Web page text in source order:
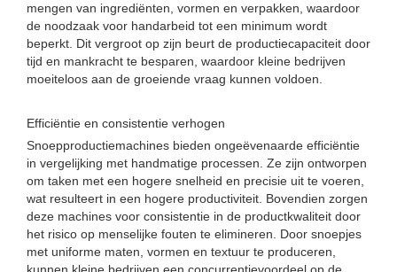
mengen van ingrediënten, vormen en verpakken, waardoor
de noodzaak voor handarbeid tot een minimum wordt
beperkt. Dit vergroot op zijn beurt de productiecapaciteit door
tijd en mankracht te besparen, waardoor kleine bedrijven
moeiteloos aan de groeiende vraag kunnen voldoen.
Efficiëntie en consistentie verhogen
Snoepproductiemachines bieden ongeëvenaarde efficiëntie
in vergelijking met handmatige processen. Ze zijn ontworpen
om taken met een hogere snelheid en precisie uit te voeren,
wat resulteert in een hogere productiviteit. Bovendien zorgen
deze machines voor consistentie in de productkwaliteit door
het risico op menselijke fouten te elimineren. Door snoepjes
met uniforme maten, vormen en textuur te produceren,